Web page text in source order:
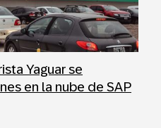
Yaguar se
en la nube de SAP